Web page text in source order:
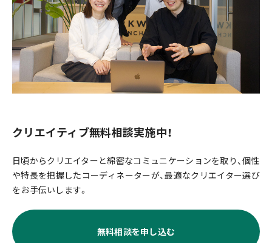
クリエイティブ無料相談実施中！
日頃からクリエイターと綿密なコミュニケーションを取り、個性
や特長を把握したコーディネーターが、最適なクリエイター選び
をお手伝いします。
無料相談を申し込む